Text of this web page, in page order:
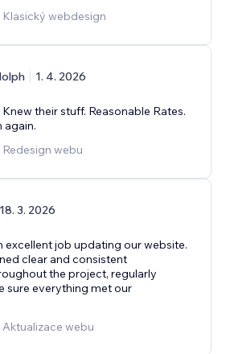
webdesign
1. 4. 2026
their stuff. Reasonable Rates.
again.
webu
18. 3. 2026
excellent job updating our website.
clear and consistent
the project, regularly
sure everything met our
webu